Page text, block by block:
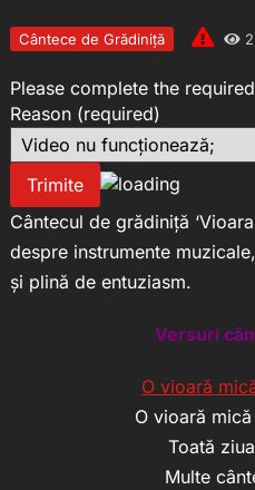
Cântece de Grădiniță
Please complete the
Reason (required)
Trimite
Cântecul de grădiniță
despre instrumente
și plină de entuziasm.
Versuri
O vioară
O vioară
Toată
Multe